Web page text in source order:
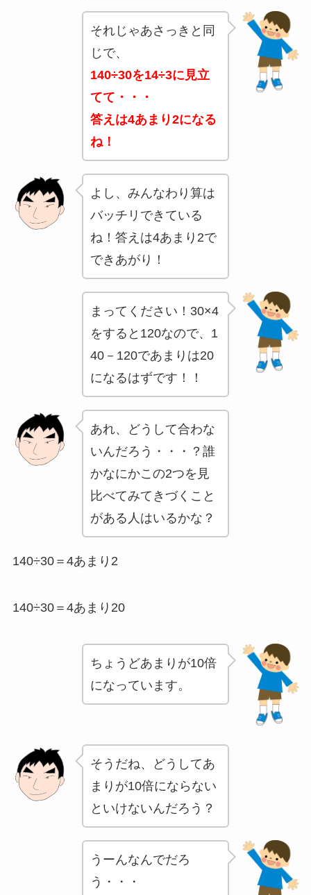
それじゃあさっきと同
じで、
140÷30を14÷3に見立
てて・・・
答えは4あまり2になる
ね！
よし、みんなわり算は
バッチリできている
ね！答えは4あまり2で
できあがり！
まってください！30×4
をすると120なので、1
40－120であまりは20
になるはずです！！
あれ、どうして合わな
いんだろう・・・？誰
かなにかこの2つを見
比べてみてきづくこと
がある人はいるかな？
140÷30＝4あまり2
140÷30＝4あまり20
ちょうどあまりが10倍
になっています。
そうだね、どうしてあ
まりが10倍にならない
といけないんだろう？
うーんなんでだろ
う・・・